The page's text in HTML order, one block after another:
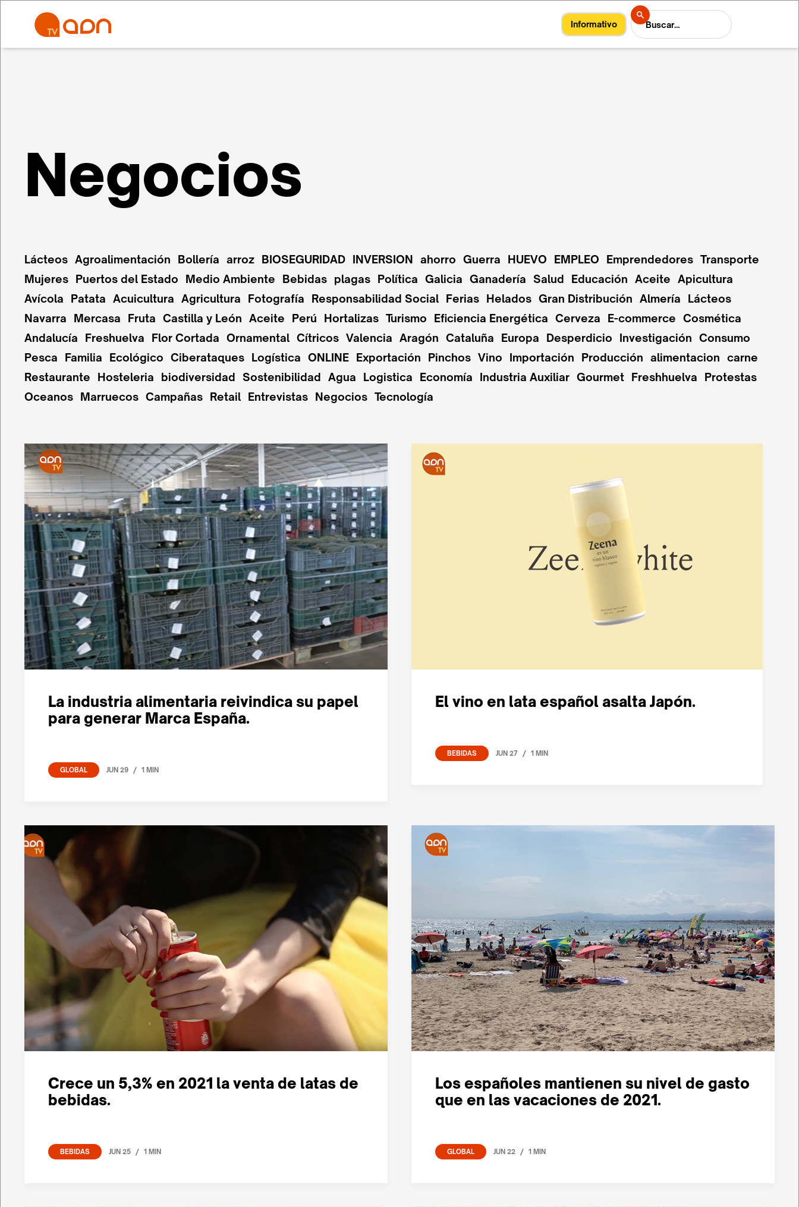
Informativo
Negocios
Lácteos Agroalimentación Bollería arroz BIOSEGURIDAD INVERSION ahorro Guerra HUEVO EMPLEO Emprendedores Transporte
Mujeres Puertos del Estado Medio Ambiente Bebidas plagas Política Galicia Ganadería Salud Educación Aceite Apicultura
Avícola
Patata Acuicultura Agricultura Fotografía Responsabilidad Social Ferias Helados Gran Distribución Almería
Lácteos
Navarra
Mercasa Fruta Castilla y León Aceite Perú Hortalizas Turismo Eficiencia Energética Cerveza E-commerce Cosmética
Andalucía
Freshuelva Flor Cortada Ornamental Cítricos Valencia Aragón Cataluña Europa Desperdicio Investigación Consumo
Pesca
Familia Ecológico Ciberataques Logística ONLINE Exportación Pinchos Vino Importación Producción alimentacion carne
Restaurante
Hosteleria biodiversidad Sostenibilidad Agua Logistica Economía Industria Auxiliar Gourmet Freshhuelva
Protestas
Oceanos Marruecos Campañas Retail Entrevistas Negocios Tecnología
La industria alimentaria reivindica su papel
para generar Marca España.
GLOBAL JUN 29 / 1 MIN
El vino en lata español asalta Japón.
BEBIDAS JUN 27 / 1 MIN
Crece un 5,3% en 2021 la venta de latas de
bebidas.
BEBIDAS JUN 25 / 1 MIN
Los españoles mantienen su nivel de gasto
que en las vacaciones de 2021.
GLOBAL JUN 22 / 1 MIN